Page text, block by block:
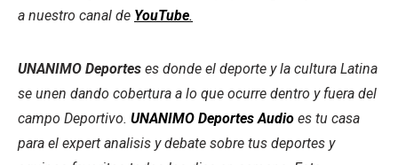
a nuestro canal de YouTube.
UNANIMO Deportes es donde el deporte y la cultura Latina
se unen dando cobertura a lo que ocurre dentro y fuera del
campo Deportivo. UNANIMO Deportes Audio es tu casa
para el expert analisis y debate sobre tus deportes y